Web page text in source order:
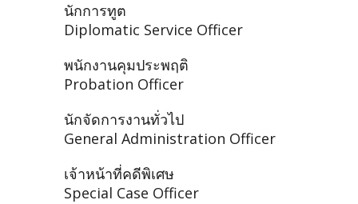
นักการทูต
Diplomatic Service Officer
พนักงานคุมประพฤติ
Probation Officer
นักจัดการงานทั่วไป
General Administration Officer
เจ้าหน้าที่คดีพิเศษ
Special Case Officer